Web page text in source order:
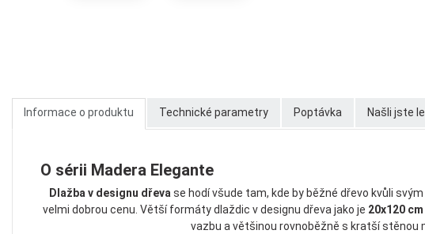
Informace o produktu Technické parametry Poptávka Našli jste
O sérii Madera Elegante
Dlažba v designu dřevase hodí všude tam, kde by běžné dřevo kvůli
velmi dobrou cenu. Větší formáty dlaždic v designu dřeva jako je 20x120 cm
vazbu a většinou rovnoběžně s kratší stěnou